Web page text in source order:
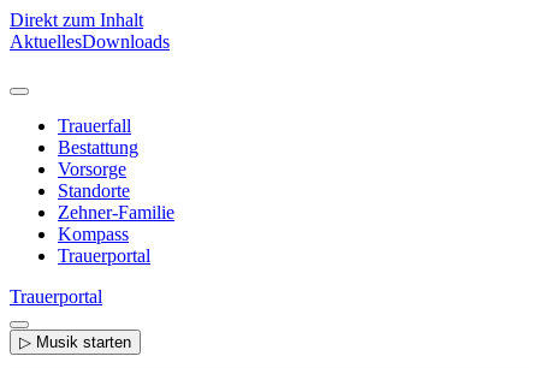
Direkt zum Inhalt
AktuellesDownloads
Trauerfall
Bestattung
Vorsorge
Standorte
Zehner-Familie
Kompass
Trauerportal
Trauerportal
▷ Musik starten